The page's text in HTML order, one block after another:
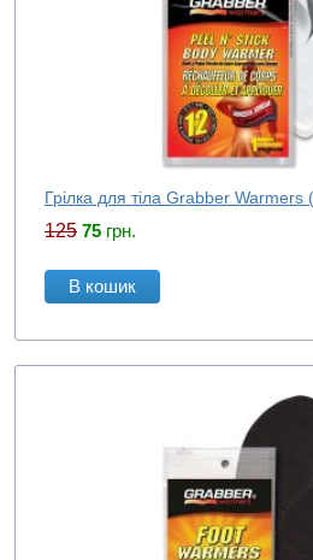
Грілка для тіла Grabber Warmers
125 75 грн.
В кошик